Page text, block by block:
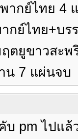
กย์ไทย 4
กย์ไทย+บร
ตยูขาวสะ
น 7 แผ่นจบ
บ pm ไปแ